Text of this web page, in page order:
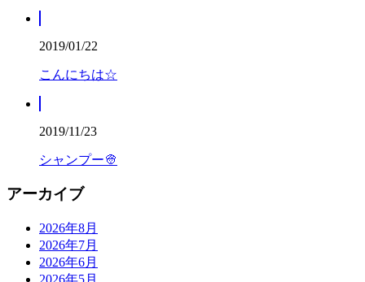
2019/01/22
こんにちは☆
2019/11/23
シャンプー👳
アーカイブ
2026年8月
2026年7月
2026年6月
2026年5月